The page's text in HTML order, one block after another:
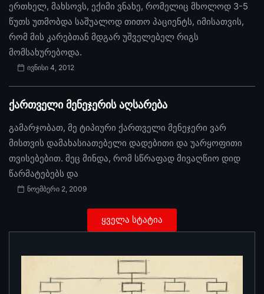
ერთხელ, მახსოვს, ექიმი ვნახე, რომელიც მხოლოდ 3-5
წუთს უთმობდა საშუალოდ თითო პაციენტს, იმისათვის,
რომ მის კარებთან მდგარ უშველებელ რიგს
მომსახურებოდა.
ივნისი 4, 2012
ქართველი მენეჯერის აღსარება
გამარჯობათ, მე ტიპიური ქართველი მენეჯერი ვარ
მისთვის დამახასიათებელი დადებითი და უარყოფითი
თვისებებით. მეც მინდა, რომ სწრაფად მივაღწიო დიდ
წარმატებებს და
ნოემბერი 2, 2009
ყველა სტატია